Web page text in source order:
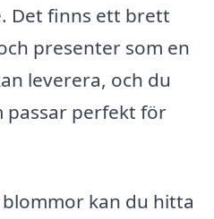
Det finns ett brett
presenter som en
leverera, och du
passar perfekt för
kan du hitta